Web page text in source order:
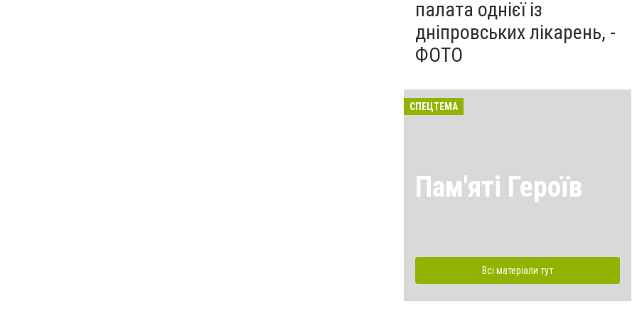
палата однієї із
дніпровських лікарень, -
ФОТО
СПЕЦТЕМА
Пам'яті Героїв
Всі матеріали тут